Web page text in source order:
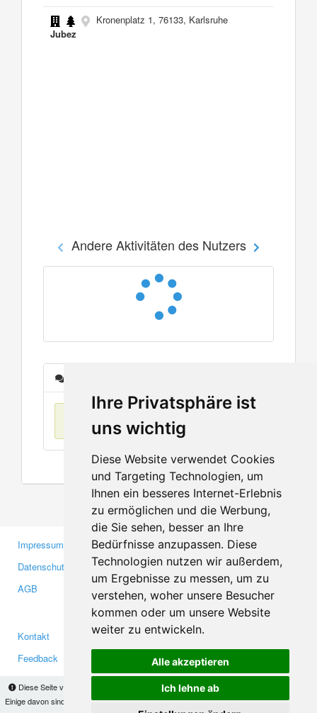
Ihre Privatsphäre ist
uns wichtig
Diese Website verwendet Cookies
und Targeting Technologien, um
Ihnen ein besseres Internet-Erlebnis
zu ermöglichen und die Werbung,
die Sie sehen, besser an Ihre
Bedürfnisse anzupassen. Diese
Technologien nutzen wir außerdem,
um Ergebnisse zu messen, um zu
verstehen, woher unsere Besucher
kommen oder um unsere Website
weiter zu entwickeln.
Alle akzeptieren
Ich lehne ab
Diese Seite verwendet Cookies, um Informationen auf Ihrem Computer zu speichern.
Einige davon sind notwendig, damit unsere Seite funktioniert, andere helfen uns dabei, das
Kronenplatz 1, 76133, Karlsruhe
Jubez
Andere Aktivitäten des Nutzers
Keine Einträge
Impressum
Datenschutzerklärung
AGB
Gewerbetreibende
Investoren
Medien
Kontakt
Feedback
Facebook
Twitter
YouTube
Google+